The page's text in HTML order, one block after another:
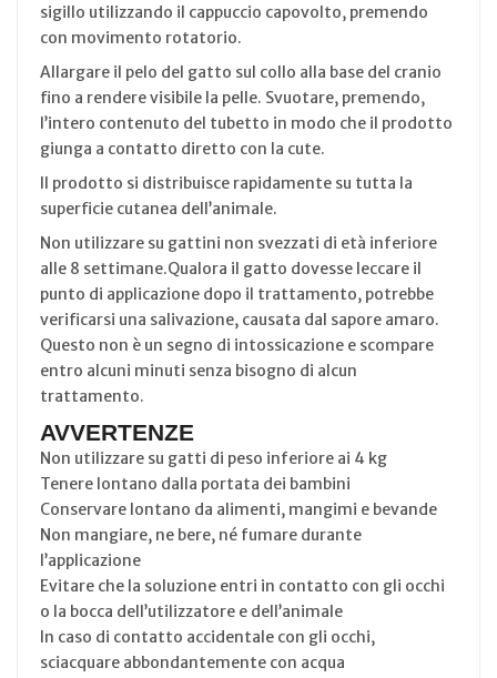
sigillo utilizzando il cappuccio capovolto, premendo
con movimento rotatorio.
Allargare il pelo del gatto sul collo alla base del cranio
fino a rendere visibile la pelle. Svuotare, premendo,
l’intero contenuto del tubetto in modo che il prodotto
giunga a contatto diretto con la cute.
Il prodotto si distribuisce rapidamente su tutta la
superficie cutanea dell’animale.
Non utilizzare su gattini non svezzati di età inferiore
alle 8 settimane.Qualora il gatto dovesse leccare il
punto di applicazione dopo il trattamento, potrebbe
verificarsi una salivazione, causata dal sapore amaro.
Questo non è un segno di intossicazione e scompare
entro alcuni minuti senza bisogno di alcun
trattamento.
AVVERTENZE
Non utilizzare su gatti di peso inferiore ai 4 kg
Tenere lontano dalla portata dei bambini
Conservare lontano da alimenti, mangimi e bevande
Non mangiare, ne bere, né fumare durante
l’applicazione
Evitare che la soluzione entri in contatto con gli occhi
o la bocca dell’utilizzatore e dell’animale
In caso di contatto accidentale con gli occhi,
sciacquare abbondantemente con acqua